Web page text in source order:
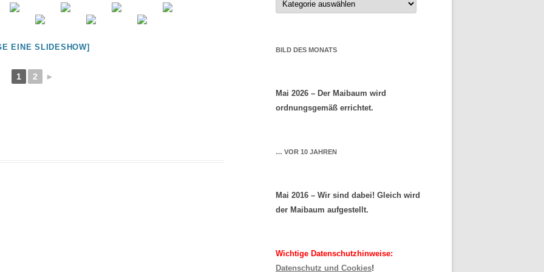
EINE SLIDESHOW]
1 2 ►
BILD DES MONATS
Mai 2026 – Der Maibaum wird
ordnungsgemäß errichtet.
… VOR 10 JAHREN
Mai 2016 – Wir sind dabei! Gleich wird
der Maibaum aufgestellt.
Wichtige Datenschutzhinweise:
Datenschutz und Cookies!